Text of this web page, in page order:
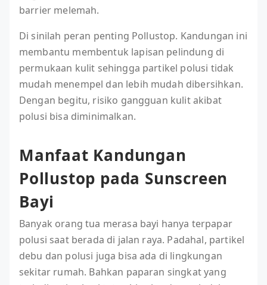
barrier melemah.
Di sinilah peran penting Pollustop. Kandungan ini
membantu membentuk lapisan pelindung di
permukaan kulit sehingga partikel polusi tidak
mudah menempel dan lebih mudah dibersihkan.
Dengan begitu, risiko gangguan kulit akibat
polusi bisa diminimalkan.
Manfaat Kandungan
Pollustop pada Sunscreen
Bayi
Banyak orang tua merasa bayi hanya terpapar
polusi saat berada di jalan raya. Padahal, partikel
debu dan polusi juga bisa ada di lingkungan
sekitar rumah. Bahkan paparan singkat yang